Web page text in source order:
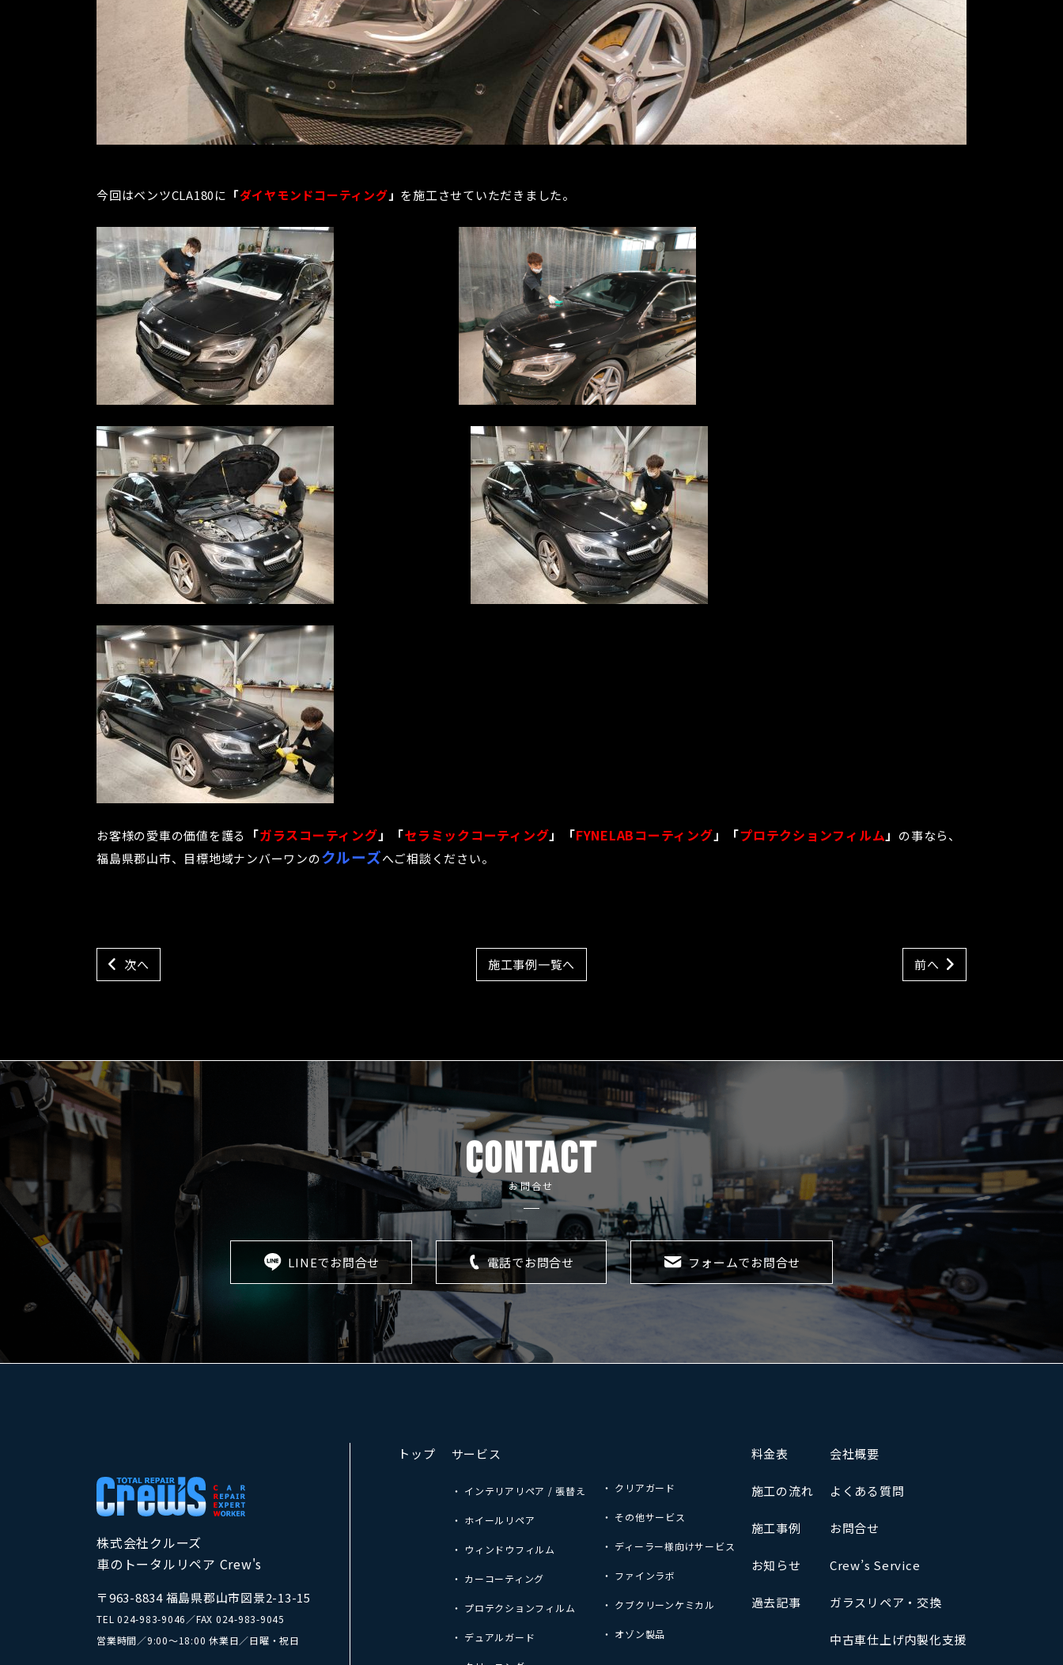
今回はベンツCLA180に 「ダイヤモンドコーティング 」 を施工させていただきました。
お客様の愛車の価値を護る 「ガラスコーティング」「セラミックコーティング」「FYNELABコーティング」「プロテクションフィルム」 の事なら、
福島県郡山市、目標地域ナンバーワンのクルーズへご相談ください。
次へ 施工事例一覧へ 前へ
CONTACT
お問合せ
LINEでお問合せ 電話でお問合せ フォームでお問合せ
株式会社クルーズ
車のトータルリペア Crew's
〒963-8834 福島県郡山市図景2-13-15
TEL 024-983-9046 ／FAX 024-983-9045
営業時間／9:00～18:00 休業日／日曜・祝日
トップ サービス
・ インテリアリペア / 張替え
・ ホイールリペア
・ ウィンドウフィルム
・ カーコーティング
・ プロテクションフィルム
・ デュアルガード
・ クリアガード
・ その他サービス
・ ディーラー様向けサービス
・ ファインラボ
・ クブクリーンケミカル
・ オゾン製品
料金表
施工の流れ
施工事例
お知らせ
過去記事
会社概要
よくある質問
お問合せ
Crew’s Service
ガラスリペア・交換
中古車仕上げ内製化支援